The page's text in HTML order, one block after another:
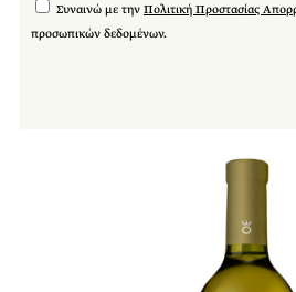
Συναινώ με την Πολιτική Προστασίας
προσωπικών δεδομένων.